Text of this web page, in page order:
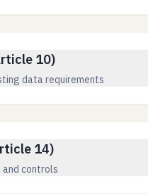
10)
data requirements
14)
and controls